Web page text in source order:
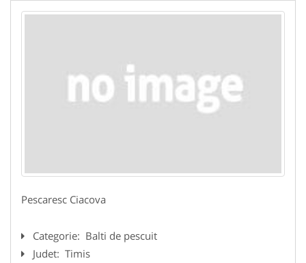
Pescaresc Ciacova
Categorie: Balti de pescuit
Judet: Timis